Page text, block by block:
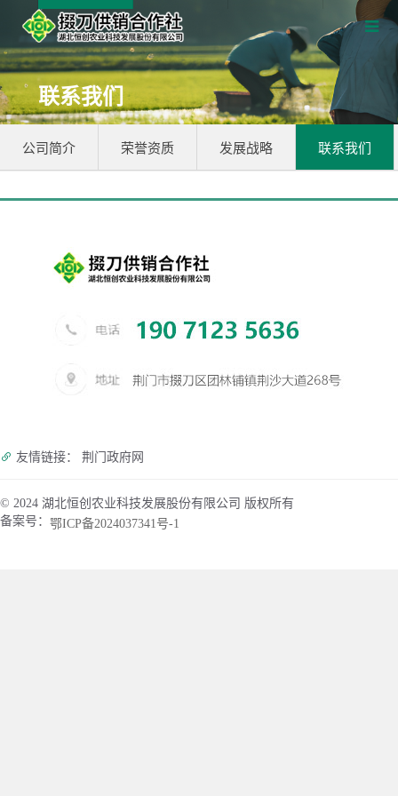
联系我们
公司简介 荣誉资质 发展战略 联系我们
友情链接： 荆门政府网
© 2024 湖北恒创农业科技发展股份有限公司 版权所有
备案号： 鄂ICP备2024037341号-1